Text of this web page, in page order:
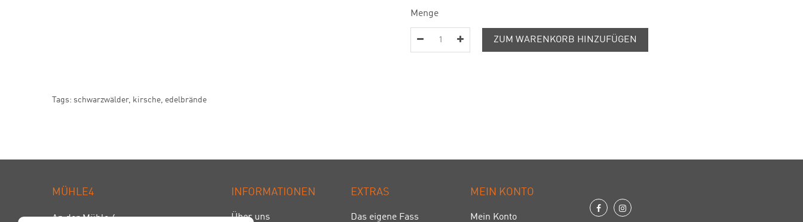
Menge
ZUM WARENKORB HINZUFÜGEN
Tags: schwarzwälder, kirsche, edelbrände
MÜHLE4
An der Mühle 4
INFORMATIONEN
Über uns
EXTRAS
Das eigene Fass
MEIN KONTO
Mein Konto